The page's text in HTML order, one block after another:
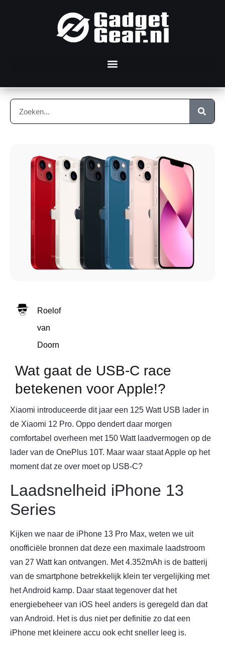
Roelof
van
Doorn
Wat gaat de USB-C race
betekenen voor Apple!?
Xiaomi introduceerde dit jaar een 125 Watt USB lader in
de Xiaomi 12 Pro. Oppo dendert daar morgen
comfortabel overheen met 150 Watt laadvermogen op de
lader van de OnePlus 10T. Maar waar staat Apple op het
moment dat ze over moet op USB-C?
Laadsnelheid iPhone 13
Series
Kijken we naar de iPhone 13 Pro Max, weten we uit
onofficiële bronnen dat deze een maximale laadstroom
van 27 Watt kan ontvangen. Met 4.352mAh is de batterij
van de smartphone betrekkelijk klein ter vergelijking met
het Android kamp. Daar staat tegenover dat het
energiebeheer van iOS heel anders is geregeld dan dat
van Android. Het is dus niet per definitie zo dat een
iPhone met kleinere accu ook echt sneller leeg is.